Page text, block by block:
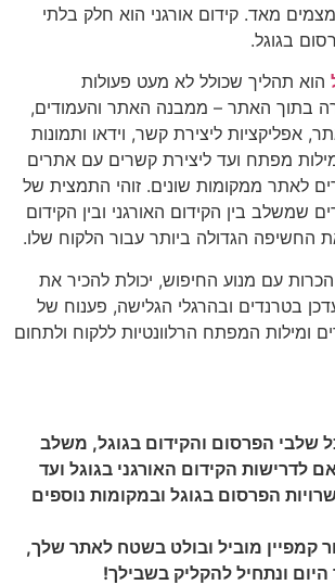
מאד. קידום אורגני הוא חלק בלתי
בגוגל.
הוא תהליך שכולל לא מעט פעולות
בתוך האתר – ממבנה האתר והעמודים,
אפליקציות ליצירת קשר, וידאו ותמונות
מילות מפתח ועד ליצירת קשרים עם אתרים
לאתר ממקומות שונים. זוהי התמצית של
שמשלב בין הקידום האורגני ובין הקידום
החשיפה הגדולה ביותר עבור הלקוח שלו.
עם מנוע החיפוש, יכולת להכיר את
בטרנדים ובהרגלי הגלישה, פענוח של
ומילות המפתח הרלוונטיות ללקוח ולתחום
שלבי הפרסום והקידום בגוגל, משלב
לדרישות הקידום האורגני בגוגל ועד
הפרסום בגוגל ובמקומות נוספים
קמפיין מוביל ובולט בשטח לאתר שלך,
היום ונתחיל להקליק בשבילך!